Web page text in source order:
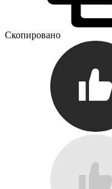
Скопировано